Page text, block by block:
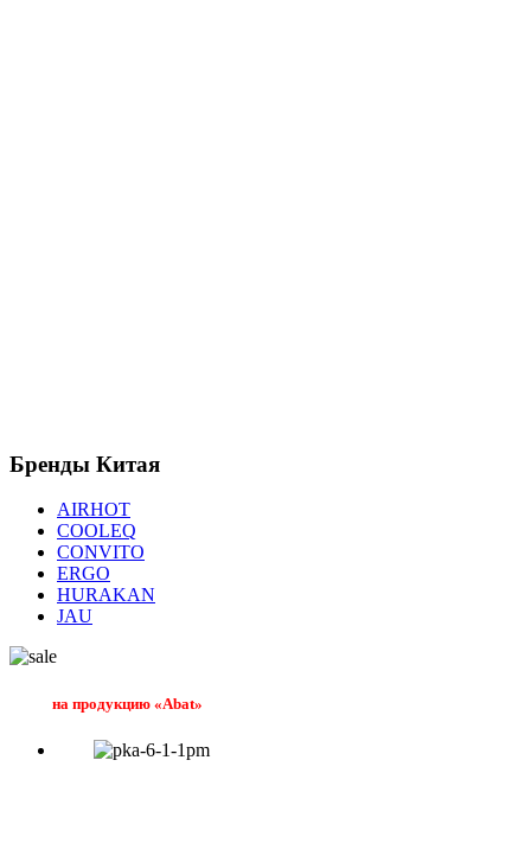
Бренды Китая
AIRHOT
COOLEQ
CONVITO
ERGO
HURAKAN
JAU
на продукцию «Abat»